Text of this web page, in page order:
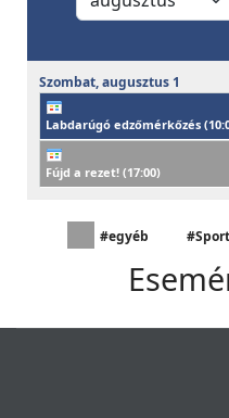
Szombat,augusztus 1
Labdarúgó edzőmérkőzés (
Fújd a rezet! (17:00)
#egyéb